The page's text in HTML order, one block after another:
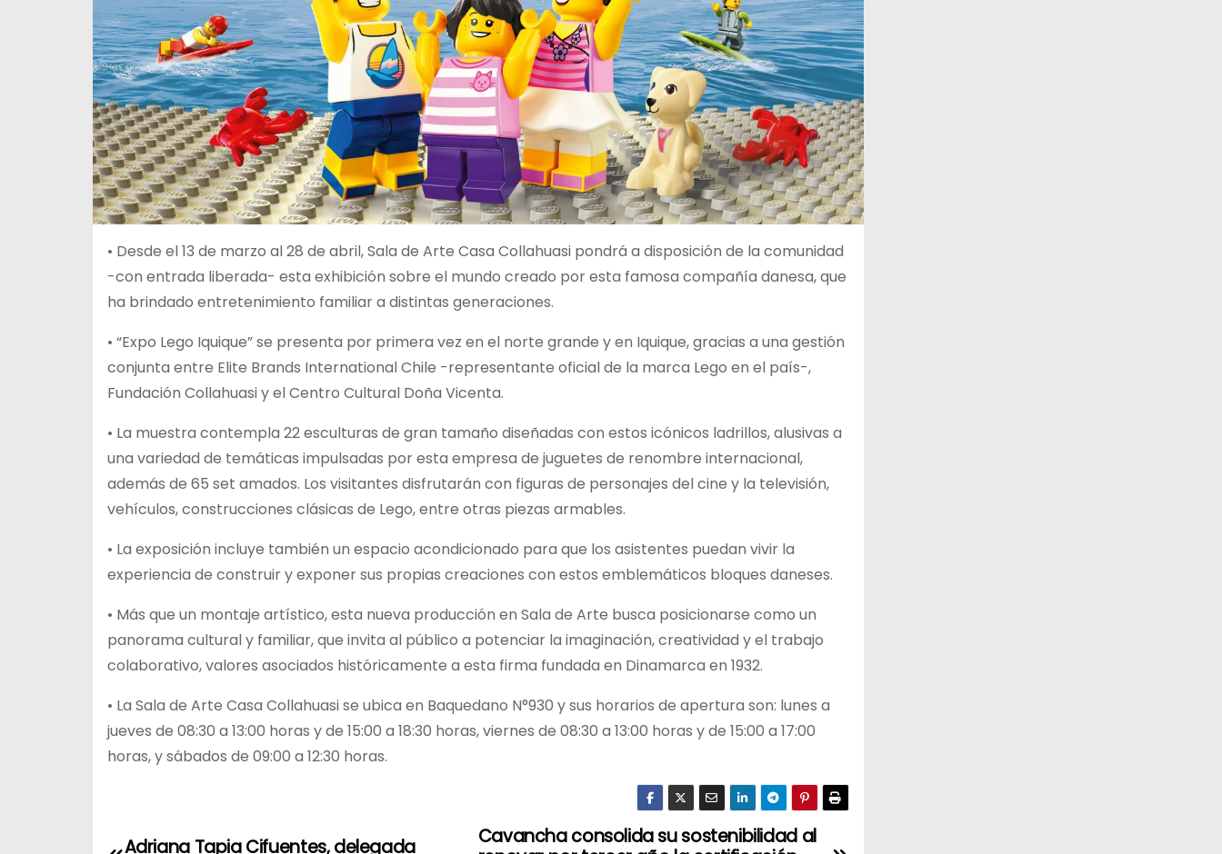
• Desde el 13 de marzo al 28 de abril, Sala de Arte Casa Collahuasi pondrá a disposición de la comunidad
-con entrada liberada- esta exhibición sobre el mundo creado por esta famosa compañía danesa, que
ha brindado entretenimiento familiar a distintas generaciones.
• “Expo Lego Iquique” se presenta por primera vez en el norte grande y en Iquique, gracias a una gestión
conjunta entre Elite Brands International Chile -representante oficial de la marca Lego en el país-,
Fundación Collahuasi y el Centro Cultural Doña Vicenta.
• La muestra contempla 22 esculturas de gran tamaño diseñadas con estos icónicos ladrillos, alusivas a
una variedad de temáticas impulsadas por esta empresa de juguetes de renombre internacional,
además de 65 set amados. Los visitantes disfrutarán con figuras de personajes del cine y la televisión,
vehículos, construcciones clásicas de Lego, entre otras piezas armables.
• La exposición incluye también un espacio acondicionado para que los asistentes puedan vivir la
experiencia de construir y exponer sus propias creaciones con estos emblemáticos bloques daneses.
• Más que un montaje artístico, esta nueva producción en Sala de Arte busca posicionarse como un
panorama cultural y familiar, que invita al público a potenciar la imaginación, creatividad y el trabajo
colaborativo, valores asociados históricamente a esta firma fundada en Dinamarca en 1932.
• La Sala de Arte Casa Collahuasi se ubica en Baquedano N°930 y sus horarios de apertura son: lunes a
jueves de 08:30 a 13:00 horas y de 15:00 a 18:30 horas, viernes de 08:30 a 13:00 horas y de 15:00 a 17:00
horas, y sábados de 09:00 a 12:30 horas.
N
Cavancha consolida su sostenibilidad al
Adriana Tapia Cifuentes, delegada